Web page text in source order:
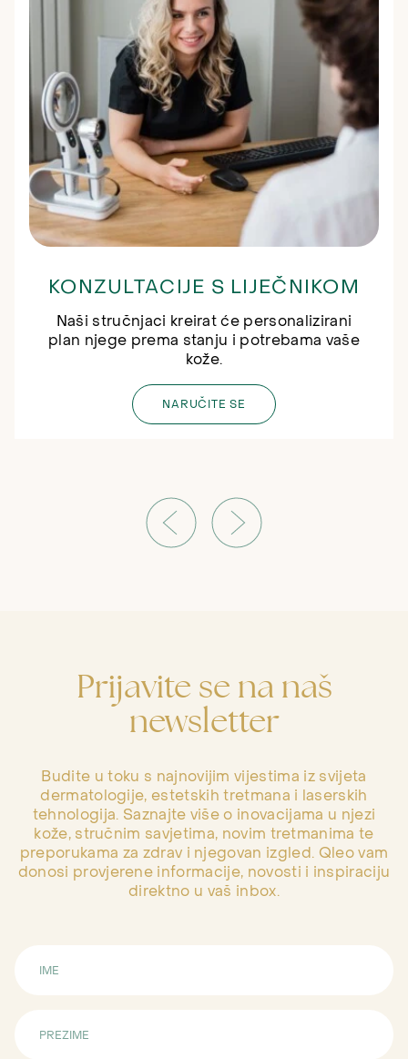
KONZULTACIJE S LIJEČNIKOM
Naši stručnjaci kreirat će personalizirani
plan njege prema stanju i potrebama vaše
kože.
NARUČITE SE
Prijavite se na naš
newsletter
Budite u toku s najnovijim vijestima iz svijeta
dermatologije, estetskih tretmana i laserskih
tehnologija. Saznajte više o inovacijama u njezi
kože, stručnim savjetima, novim tretmanima te
preporukama za zdrav i njegovan izgled. Qleo vam
donosi provjerene informacije, novosti i inspiraciju
direktno u vaš inbox.